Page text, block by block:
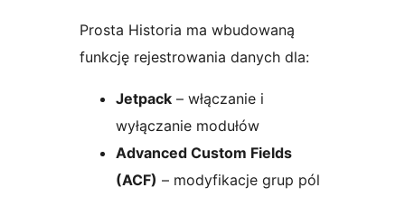
Prosta Historia ma wbudowaną
funkcję rejestrowania danych dla:
Jetpack – włączanie i
wyłączanie modułów
Advanced Custom Fields
(ACF) – modyfikacje grup pól